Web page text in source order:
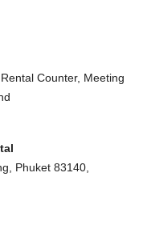
Counter, Meeting
Phuket 83140,